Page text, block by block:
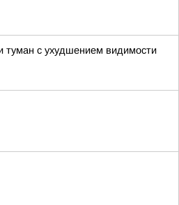
туман с ухудшением видимости